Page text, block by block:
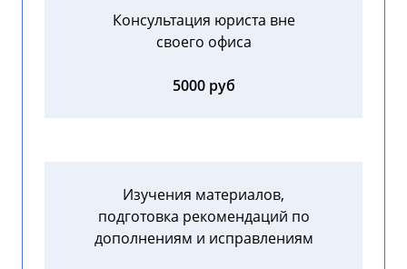
Консультация юриста вне
своего офиса
5000 руб
Изучения материалов,
подготовка рекомендаций по
дополнениям и исправлениям